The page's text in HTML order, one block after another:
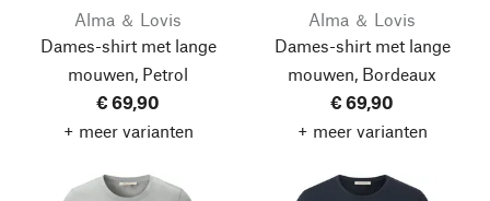
Alma ＆ Lovis
Dames-shirt met lange
mouwen, Petrol
€ 69,90
+ meer varianten
Alma ＆ Lovis
Dames-shirt met lange
mouwen, Bordeaux
€ 69,90
+ meer varianten